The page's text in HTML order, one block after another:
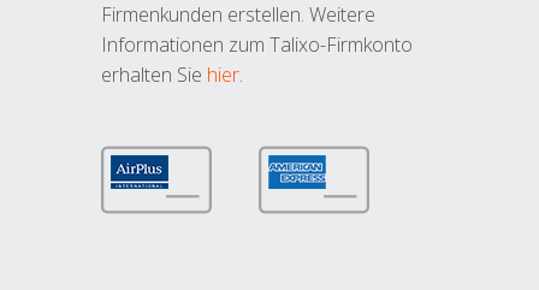
Firmenkunden erstellen. Weitere
Informationen zum Talixo-Firmkonto
erhalten Sie hier.